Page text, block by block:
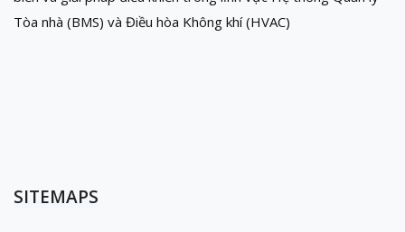
Tòa nhà (BMS) và Điều hòa Không khí (HVAC)
SITEMAPS